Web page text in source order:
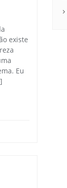
existe
Eu